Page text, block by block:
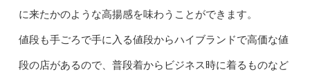
に来たかのような高揚感を味わうことができます。
値段も手ごろで手に入る値段からハイブランドで高価な値
段の店があるので、普段着からビジネス時に着るものなど